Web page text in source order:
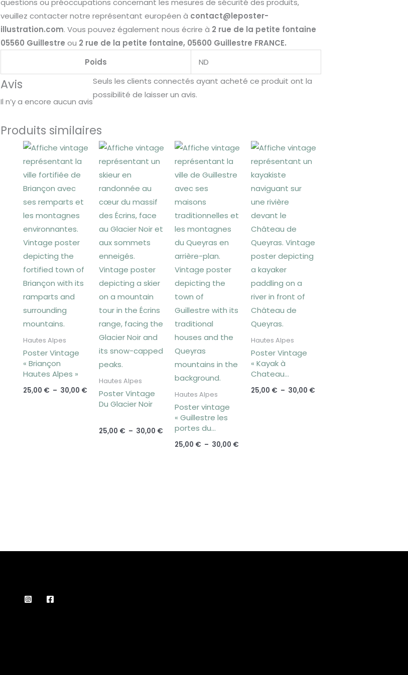
questions ou préoccupations concernant les mesures de sécurité des produits,
veuillez contacter notre représentant européen à contact@leposter-
illustration.com. Vous pouvez également nous écrire à 2 rue de la petite fontaine
05560 Guillestre ou 2 rue de la petite fontaine, 05600 Guillestre FRANCE.
Poids
ND
Avis
Il n’y a encore aucun avis
Seuls les clients connectés ayant acheté ce produit ont la
possibilité de laisser un avis.
Produits similaires
Hautes Alpes
Poster Vintage
« Briançon
Hautes Alpes »
25,00 € – 30,00 €
Plage
de
prix :
25,00 €
30,00 €
Hautes Alpes
Poster Vintage
Du Glacier Noir
25,00 € – 30,00 €
Plage
de
prix :
25,00 €
30,00 €
Hautes Alpes
Poster vintage
« Guillestre les
portes du
Queyras »
25,00 € – 30,00 €
Plage
de
prix :
25,00 €
30,00 €
Hautes Alpes
Poster Vintage
« Kayak à
Chateau
Queyras »
25,00 € – 30,00 €
Plage
de